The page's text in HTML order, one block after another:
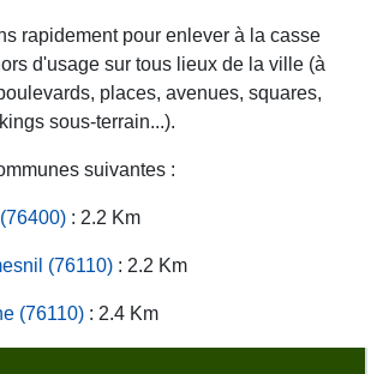
rapidement pour enlever à la casse
d'usage sur tous lieux de la ville (à
places, avenues, squares,
sous-terrain...).
suivantes :
: 2.2 Km
(76110) : 2.2 Km
(76110) : 2.4 Km